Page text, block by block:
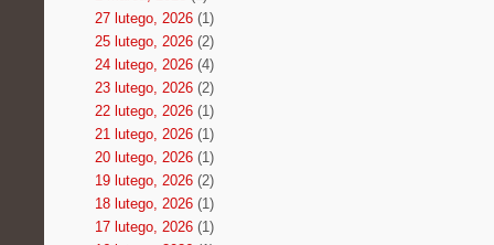
27 lutego, 2026(1)
25 lutego, 2026(2)
24 lutego, 2026(4)
23 lutego, 2026(2)
22 lutego, 2026(1)
21 lutego, 2026(1)
20 lutego, 2026(1)
19 lutego, 2026(2)
18 lutego, 2026(1)
17 lutego, 2026(1)